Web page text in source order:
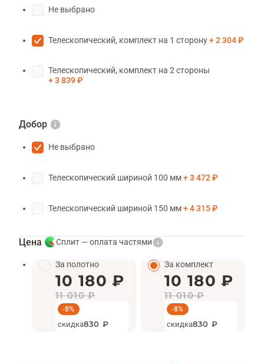
Не выбрано
Телескопический, комплект на 1 сторону 2 304 ₽
Телескопический, комплект на 2 стороны
3 839 ₽
Добор
Не выбрано
Телескопический шириной 100 мм 3 472 ₽
Телескопический шириной 150 мм 4 315 ₽
Цена Сплит — оплата частями
За полотно
10 180 ₽
11 010 ₽
-8%
скидка830 ₽
За комплект
10 180 ₽
11 010 ₽
-8%
скидка830 ₽